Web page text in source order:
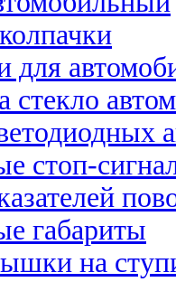
для
стекло
стоп-
габариты
на